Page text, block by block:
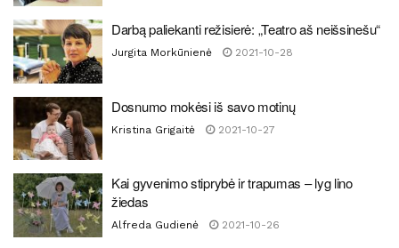
Darbą paliekanti režisierė: „Teatro aš neišsinešu“
Jurgita Morkūnienė 2021-10-28
Dosnumo mokėsi iš savo motinų
Kristina Grigaitė 2021-10-27
Kai gyvenimo stiprybė ir trapumas – lyg lino
žiedas
Alfreda Gudienė 2021-10-26